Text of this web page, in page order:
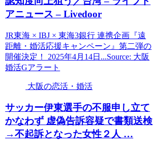
アニュース – Livedoor
JR東海 × IBJ × 東海3銀行 連携企画『遠
距離・婚活応援キャンペーン』第二弾の
開催決定！ 2025年4月14日...Source: 大阪
婚活Gアラート
大阪の恋活・婚活
サッカー伊東選手の不服申し立て
かなわず 虚偽告訴容疑で書類送検
→不起訴となった女性２人 …